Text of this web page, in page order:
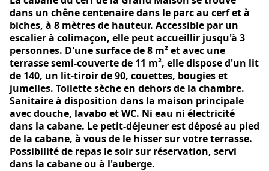
dans un chêne centenaire dans le parc au cerf et à
biches, à 8 mètres de hauteur. Accessible par un
escalier à colimaçon, elle peut accueillir jusqu'à 3
personnes. D'une surface de 8 m² et avec une
terrasse semi-couverte de 11 m², elle dispose d'un lit
de 140, un lit-tiroir de 90, couettes, bougies et
jumelles. Toilette sèche en dehors de la chambre.
Sanitaire à disposition dans la maison principale
avec douche, lavabo et WC. Ni eau ni électricité
dans la cabane. Le petit-déjeuner est déposé au pied
de la cabane, à vous de le hisser sur votre terrasse.
Possibilité de repas le soir sur réservation, servi
dans la cabane ou à l'auberge.